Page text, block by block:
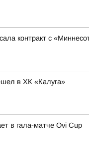
контракт с
в ХК «Калуга»
в гала-матче Ovi Cup